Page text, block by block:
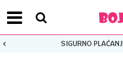
SIGURNO